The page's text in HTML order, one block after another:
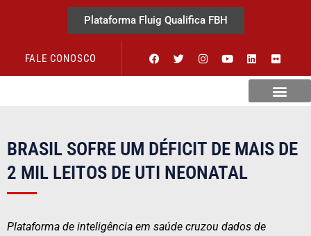
Plataforma Fluig Qualifica FBH
FALE CONOSCO
BRASIL SOFRE UM DÉFICIT DE MAIS DE
2 MIL LEITOS DE UTI NEONATAL
Plataforma de inteligência em saúde cruzou dados de